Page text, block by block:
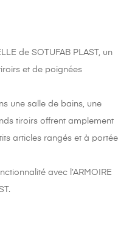
de SOTUFAB PLAST, un
et de poignées
une salle de bains, une
tiroirs offrent amplement
articles rangés et à portée
avec l’ARMOIRE